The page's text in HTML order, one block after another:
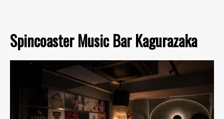
Spincoaster Music Bar Kagurazaka